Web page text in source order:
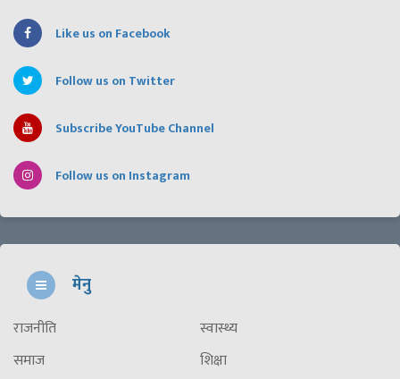
Like us on Facebook
Follow us on Twitter
Subscribe YouTube Channel
Follow us on Instagram
मेनु
राजनीति
समाज
स्वास्थ्य
शिक्षा